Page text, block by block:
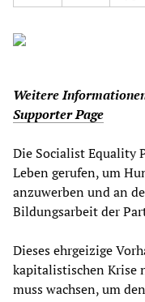
Weitere
Supporter Page
Die Socialist Equality
Leben gerufen, um
anzuwerben und an
Bildungsarbeit der
Dieses ehrgeizige
kapitalistischen Krise
muss wachsen, um